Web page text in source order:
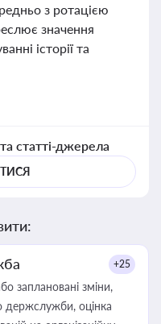
з ротацією
значення
історії та
статті-джерела
+25
заплановані зміни,
держслужби, оцінка